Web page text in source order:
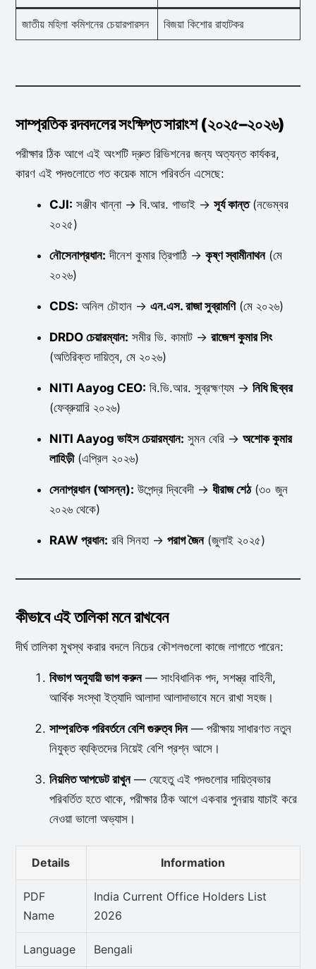
জাতীয় মহিলা কমিশনের চেয়ারপারসন বিজয়া কিশোর রাহাটকর
সাম্প্রতিক রদবদলের সংক্ষিপ্ত সারাংশ (২০২৫–২০২৬)
পরীক্ষার ঠিক আগে এই অংশটি দ্রুত রিভিশনের জন্য অত্যন্ত কার্যকর,
কারণ এই পদগুলোতে গত কয়েক মাসে পরিবর্তন এসেছে:
CJI: সঞ্জীব খান্না → বি.আর. গাভাই → সূর্য কান্ত(নভেম্বর
২০২৫)
নৌসেনাপ্রধান: দীনেশ কুমার ত্রিপাঠি → কৃষ্ণ স্বামীনাথন(মে
২০২৬)
CDS: অনিল চৌহান → এন.এস. রাজা সুব্রামণি(মে ২০২৬)
DRDO চেয়ারম্যান: সমীর ভি. কামাট → রাজেশ কুমার সিং
(অতিরিক্ত দায়িত্ব, মে ২০২৬)
NITI Aayog CEO: বি.ভি.আর. সুব্রহ্মণ্যম → নিধি ছিব্বর
(ফেব্রুয়ারি ২০২৬)
NITI Aayog ভাইস চেয়ারম্যান: সুমন বেরি → অশোক কুমার
লাহিড়ী(এপ্রিল ২০২৬)
সেনাপ্রধান (আসন্ন): উপেন্দ্র দ্বিবেদী → ধীরাজ শেঠ(৩০ জুন
২০২৬ থেকে)
RAW প্রধান: রবি সিনহা → পরাগ জৈন(জুলাই ২০২৫)
কীভাবে এই তালিকা মনে রাখবেন
দীর্ঘ তালিকা মুখস্থ করার বদলে নিচের কৌশলগুলো কাজে লাগাতে পারেন:
বিভাগ অনুযায়ী ভাগ করুন— সাংবিধানিক পদ, সশস্ত্র বাহিনী,
আর্থিক সংস্থা ইত্যাদি আলাদা আলাদাভাবে মনে রাখা সহজ।
সাম্প্রতিক পরিবর্তনে বেশি গুরুত্ব দিন— পরীক্ষায় সাধারণত নতুন
নিযুক্ত ব্যক্তিদের নিয়েই বেশি প্রশ্ন আসে।
নিয়মিত আপডেট রাখুন— যেহেতু এই পদগুলোর দায়িত্বভার
পরিবর্তিত হতে থাকে, পরীক্ষার ঠিক আগে একবার পুনরায় যাচাই করে
নেওয়া ভালো অভ্যাস।
Details Information
PDF
Name
India Current Office Holders List
2026
Language Bengali